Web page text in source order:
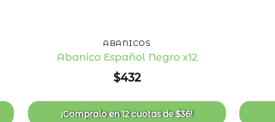
de
deseos
ABANICOS
Abanico Español Negro x12
$432
¡Compralo en12 cuotasde$36!